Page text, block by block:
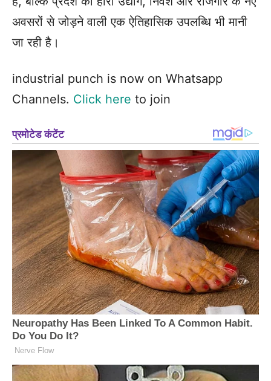
अवसरों से जोड़ने वाली एक ऐतिहासिक उपलब्धि भी मानी
जा रही है।
industrial punch is now on Whatsapp
Channels. Click here to join